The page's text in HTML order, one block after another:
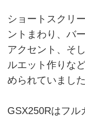
ショートスクリ
ントまわり、バ
アクセント、そ
ルエット作りな
められていました
GSX250Rはフル